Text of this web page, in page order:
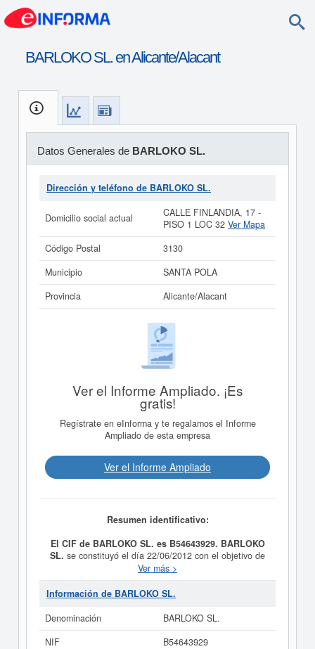
BARLOKO SL. en Alicante/Alacant
Datos Generales de BARLOKO SL.
Dirección y teléfono de BARLOKO SL.
Domicilio social actual
CALLE FINLANDIA, 17 -
PISO 1 LOC 32 Ver Mapa
Código Postal
3130
Municipio
SANTA POLA
Provincia
Alicante/Alacant
Ver el Informe Ampliado. ¡Es
gratis!
Regístrate en eInforma y te regalamos el Informe
Ampliado de esta empresa
Ver el Informe Ampliado
Resumen identificativo:
El CIF de BARLOKO SL. es B54643929. BARLOKO
SL. se constituyó el día 22/06/2012 con el objetivo de
La prestación de servicios, explotación y arrendamiento
del negocio de hostelería, cafeterías, pubs, cafeterías-
pub, bares y retaurantes. El CNAE al que está incluida
asociado para
BARLOKO SL.es el 58120000. La
27/05/2020, acumulando un total de consultas de 38.
Ver más >
Información de BARLOKO SL.
Denominación
BARLOKO SL.
NIF
B54643929